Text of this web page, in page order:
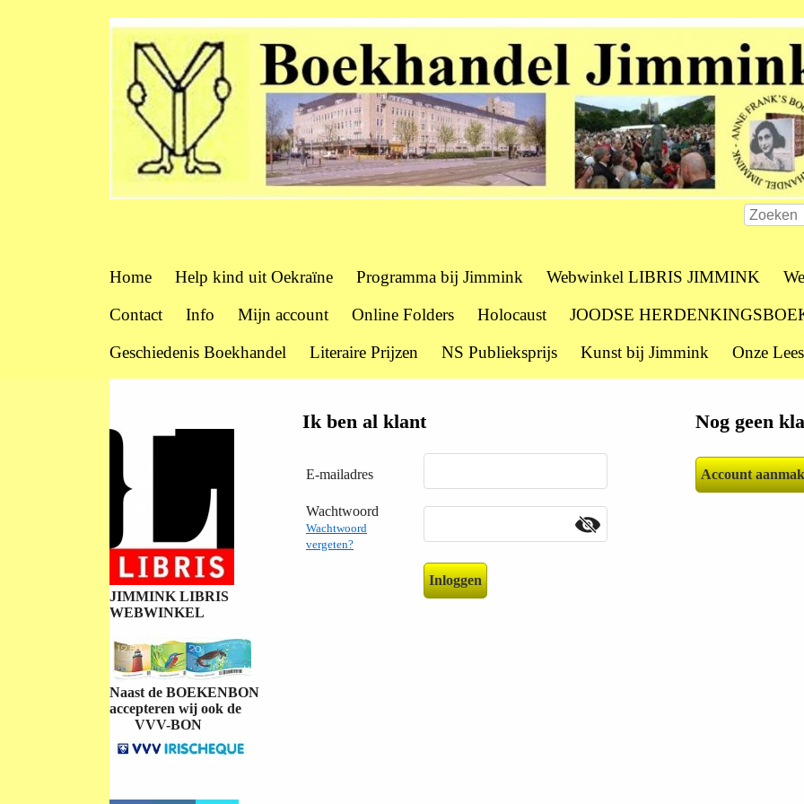
Home Help kind uit Oekraïne Programma bij Jimmink Webwinkel LIBRIS JIMMINK
Contact
Info Mijn account Online Folders Holocaust JOODSE
Geschiedenis Boekhandel
Literaire Prijzen NS Publieksprijs Kunst bij Jimmink Onze
JIMMINK LIBRIS
WEBWINKEL
Naast de BOEKENBON
accepteren wij ook de
VVV-BON
Ik ben al klant
E-mailadres
Wachtwoord
Wachtwoord
vergeten?
Nog geen
Account